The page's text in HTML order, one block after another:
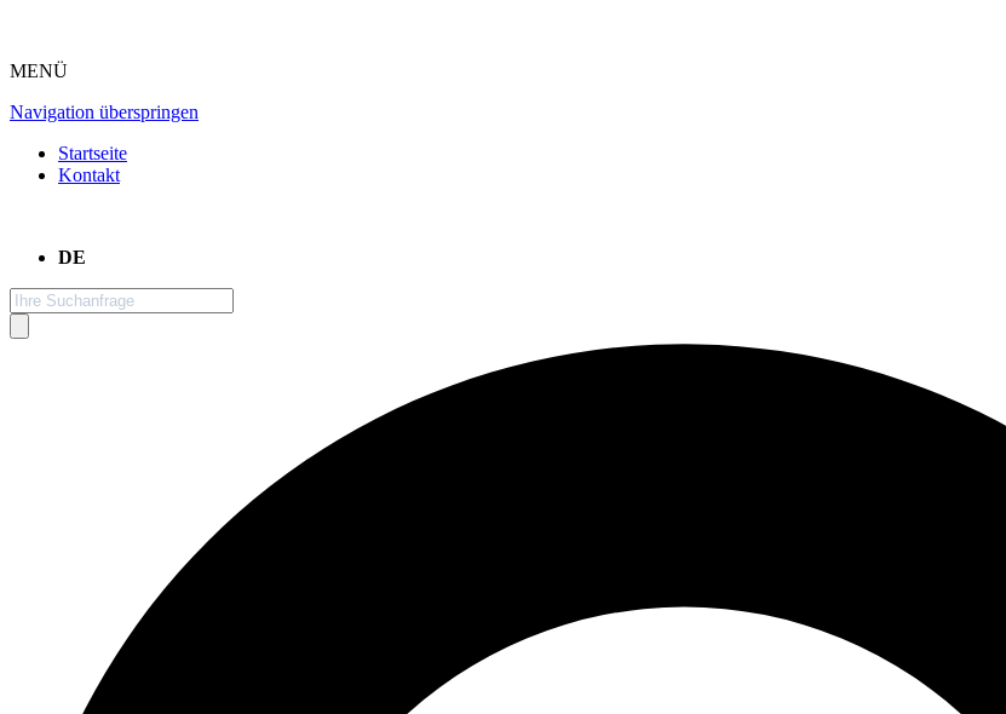
MENÜ
Navigation überspringen
Startseite
Kontakt
DE